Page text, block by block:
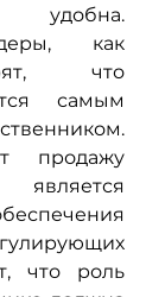
удобна.
как
что
самым
продажу
что роль